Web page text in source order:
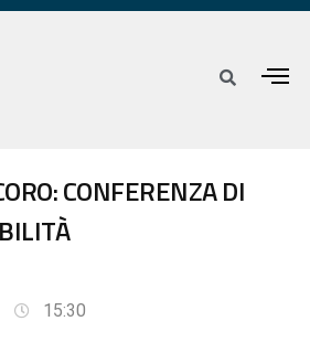
CONFERENZA DI
15:30